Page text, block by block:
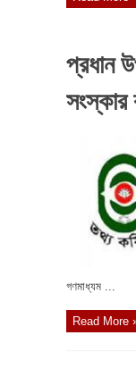
প্রধান
সংস্কার
গণমাধ্যম ...
Read More